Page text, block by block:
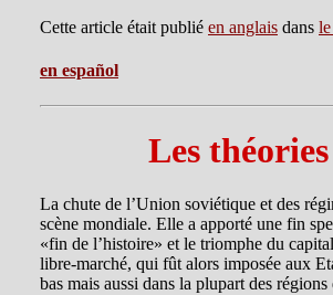
Cette article était publié en anglais dans
en español
Les
La chute de l’Union soviétique et des
scène mondiale. Elle a apporté une fin
«fin de l’histoire» et le triomphe du
libre-marché, qui fût alors imposée aux
bas mais aussi dans la plupart des